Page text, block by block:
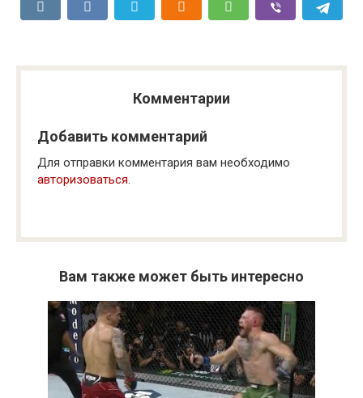
Комментарии
Добавить комментарий
Для отправки комментария вам необходимо
авторизоваться.
Вам также может быть интересно